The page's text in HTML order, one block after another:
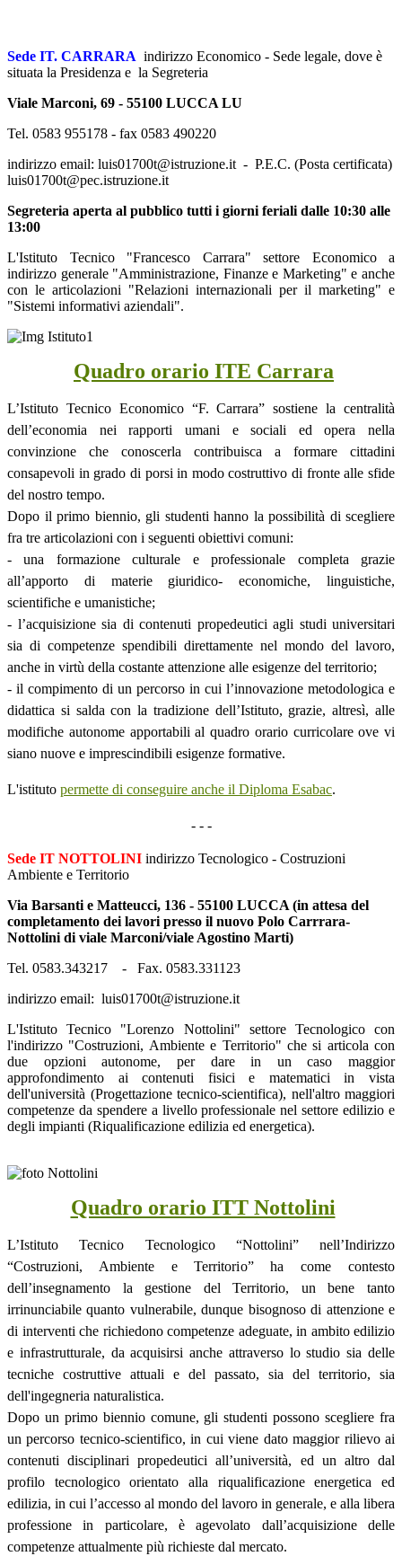
Sede IT. CARRARA indirizzo Economico - Sede legale, dove è
situata la Presidenza e la Segreteria
Viale Marconi, 69 - 55100 LUCCA LU
Tel. 0583 955178 - fax 0583 490220
indirizzo email: luis01700t@istruzione.it - P.E.C. (Posta certificata)
luis01700t@pec.istruzione.it
Segreteria aperta al pubblico tutti i giorni feriali dalle 10:30 alle
13:00
L'Istituto Tecnico "Francesco Carrara" settore Economico a
indirizzo generale "Amministrazione, Finanze e Marketing" e anche
con le articolazioni "Relazioni internazionali per il marketing" e
"Sistemi informativi aziendali".
Quadro orario ITE Carrara
L’Istituto Tecnico Economico “F. Carrara” sostiene la centralità
dell’economia nei rapporti umani e sociali ed opera nella
convinzione che conoscerla contribuisca a formare cittadini
consapevoli in grado di porsi in modo costruttivo di fronte alle sfide
del nostro tempo.
Dopo il primo biennio, gli studenti hanno la possibilità di scegliere
fra tre articolazioni con i seguenti obiettivi comuni:
- una formazione culturale e professionale completa grazie
all’apporto di materie giuridico- economiche, linguistiche,
scientifiche e umanistiche;
- l’acquisizione sia di contenuti propedeutici agli studi universitari
sia di competenze spendibili direttamente nel mondo del lavoro,
anche in virtù della costante attenzione alle esigenze del territorio;
- il compimento di un percorso in cui l’innovazione metodologica e
didattica si salda con la tradizione dell’Istituto, grazie, altresì, alle
modifiche autonome apportabili al quadro orario curricolare ove vi
siano nuove e imprescindibili esigenze formative.
L'istituto permette di conseguire anche il Diploma Esabac.
- - -
Sede IT NOTTOLINI indirizzo Tecnologico - Costruzioni
Ambiente e Territorio
Via Barsanti e Matteucci, 136 - 55100 LUCCA (in attesa del
completamento dei lavori presso il nuovo Polo Carrrara-
Nottolini di viale Marconi/viale Agostino Marti)
Tel. 0583.343217 - Fax. 0583.331123
indirizzo email: luis01700t@istruzione.it
L'Istituto Tecnico "Lorenzo Nottolini" settore Tecnologico con
l'indirizzo "Costruzioni, Ambiente e Territorio" che si articola con
due opzioni autonome, per dare in un caso maggior
approfondimento ai contenuti fisici e matematici in vista
dell'università (Progettazione tecnico-scientifica), nell'altro maggiori
competenze da spendere a livello professionale nel settore edilizio e
degli impianti (Riqualificazione edilizia ed energetica).
Quadro orario ITT Nottolini
L’Istituto Tecnico Tecnologico “Nottolini” nell’Indirizzo
“Costruzioni, Ambiente e Territorio” ha come contesto
dell’insegnamento la gestione del Territorio, un bene tanto
irrinunciabile quanto vulnerabile, dunque bisognoso di attenzione e
di interventi che richiedono competenze adeguate, in ambito edilizio
e infrastrutturale, da acquisirsi anche attraverso lo studio sia delle
tecniche costruttive attuali e del passato, sia del territorio, sia
dell'ingegneria naturalistica.
Dopo un primo biennio comune, gli studenti possono scegliere fra
un percorso tecnico-scientifico, in cui viene dato maggior rilievo ai
contenuti disciplinari propedeutici all’università, ed un altro dal
profilo tecnologico orientato alla riqualificazione energetica ed
edilizia, in cui l’accesso al mondo del lavoro in generale, e alla libera
professione in particolare, è agevolato dall’acquisizione delle
competenze attualmente più richieste dal mercato.